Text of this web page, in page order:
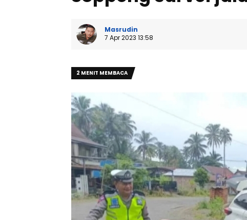
Masrudin
7 Apr 2023 13:58
2 MENIT MEMBACA